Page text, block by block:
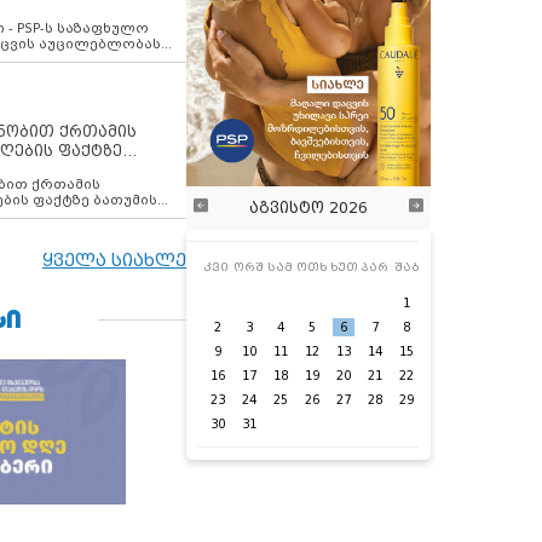
- PSP-ს საზაფხულო
აუცილებლობას
ქრთამის
ფაქტზე
ფაქტზე ბათუმის
დააკავა
ყველა სიახლე
აგვისტო 2026
კვი ორშ სამ ოთხ ხუთ პარ შაბ
1
2
3 4 5 6 7
8
9
10 11 12 13 14
15
16
17 18 19 20 21
22
23
24 25 26 27 28
29
30
31